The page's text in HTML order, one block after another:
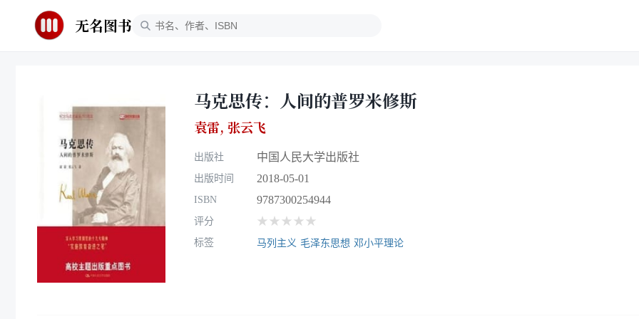
无名图书
马克思传：人间的普罗米修斯
袁雷, 张云飞
出版社 中国人民大学出版社
出版时间 2018-05-01
ISBN 9787300254944
评分 ★★★★★
标签 马列主义 毛泽东思想 邓小平理论